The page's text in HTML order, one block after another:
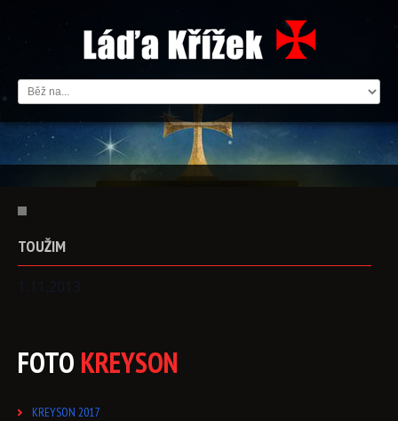
TOUŽIM
1.11.2013
FOTO KREYSON
KREYSON 2017